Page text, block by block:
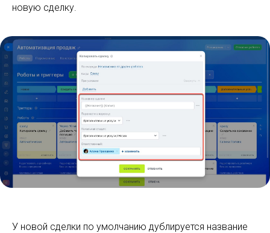
новую сделку.
У новой сделки по умолчанию дублируется название